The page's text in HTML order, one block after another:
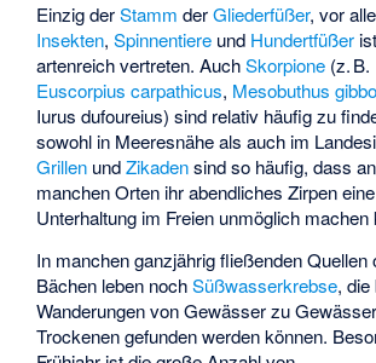
Einzig derStamm derGliederfüßer, vor
Insekten,Spinnentiere und Hundertfüßer ist
artenreich vertreten. AuchSkorpione (z. B.
Euscorpius carpathicus, Mesobuthus
Iurus dufoureius) sind relativ häufig zu
sowohl in Meeresnähe als auch im
Grillen undZikadensind so häufig, dass an
manchen Orten ihr abendliches Zirpen eine
Unterhaltung im Freien unmöglich machen
In manchen ganzjährig fließenden Quellen
Bächen leben nochSüßwasserkrebse, die
Wanderungen von Gewässer zu
Trockenen gefunden werden können.